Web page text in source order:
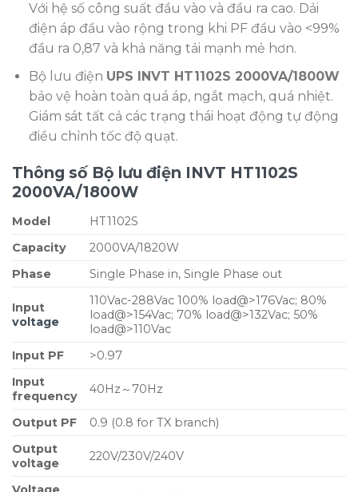
Với hệ số công suất đầu vào và đầu ra cao. Dải
điện áp đầu vào rộng trong khi PF đầu vào <99%
đầu ra 0,87 và khả năng tải mạnh mẻ hơn.
Bộ lưu điện UPS INVT HT1102S 2000VA/1800W
bảo vệ hoàn toàn quá áp, ngắt mạch, quá nhiệt.
Giám sát tất cả các trạng thái hoạt động tự động
điều chỉnh tốc độ quạt.
Thông số Bộ lưu điện INVT HT1102S
2000VA/1800W
Model
HT1102S
Capacity
2000VA/1820W
Phase
Single Phase in, Single Phase out
Input
voltage
110Vac-288Vac 100% load@>176Vac; 80%
load@>154Vac; 70% load@>132Vac; 50%
load@>110Vac
Input PF
>0.97
Input
frequency
40Hz～70Hz
Output PF
0.9 (0.8 for TX branch)
Output
voltage
220V/230V/240V